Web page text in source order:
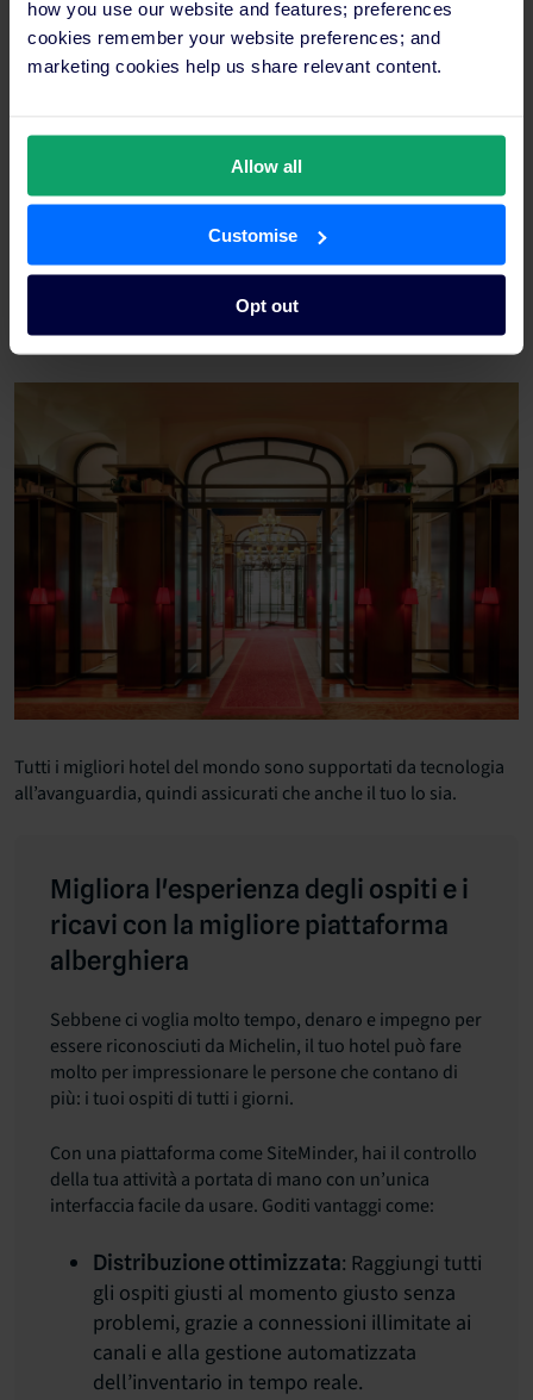
how you use our website and features; preferences
cookies remember your website preferences; and
marketing cookies help us share relevant content.
Allow all
Customise
Opt out
Chiavi Michelin in Francia
La Francia ospita Le Royal Monceau – Raffles. Questo prezioso
cliente SiteMinder vanta interni creativi, colorati e diversificati
realizzati senza badare a spese. Con servizi eccezionali per la
ristorazione, il benessere e le riunioni, tutti i tipi di ospiti di
lusso lo troveranno semplicemente delizioso.
Tutti i migliori hotel del mondo sono supportati da tecnologia
all’avanguardia, quindi assicurati che anche il tuo lo sia.
Migliora l'esperienza degli ospiti e i
ricavi con la migliore piattaforma
alberghiera
Sebbene ci voglia molto tempo, denaro e impegno per
essere riconosciuti da Michelin, il tuo hotel può fare
molto per impressionare le persone che contano di
più: i tuoi ospiti di tutti i giorni.
Con una piattaforma come SiteMinder, hai il controllo
della tua attività a portata di mano con un’unica
interfaccia facile da usare. Goditi vantaggi come:
Distribuzione ottimizzata: Raggiungi tutti
gli ospiti giusti al momento giusto senza
problemi, grazie a connessioni illimitate ai
canali e alla gestione automatizzata
dell’inventario in tempo reale.